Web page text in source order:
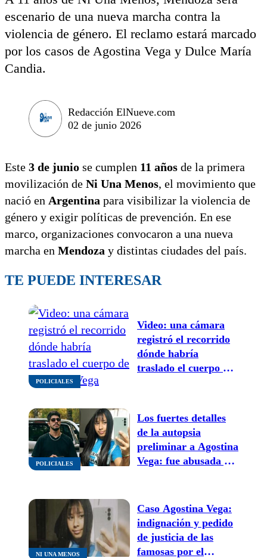
escenario de una nueva marcha contra la
violencia de género. El reclamo estará marcado
por los casos de Agostina Vega y Dulce María
Candia.
Redacción ElNueve.com
02 de junio 2026
Este 3 de junio se cumplen 11 años de la primera
movilización de Ni Una Menos, el movimiento que
nació en Argentina para visibilizar la violencia de
género y exigir políticas de prevención. En ese
marco, organizaciones convocaron a una nueva
marcha en Mendoza y distintas ciudades del país.
TE PUEDE INTERESAR
POLICIALES
Video: una cámara
registró el recorrido
dónde habría
traslado el cuerpo de
POLICIALES
Los fuertes detalles
de la autopsia
preliminar a Agostina
Vega: fue abusada y
NI UNA MENOS
Caso Agostina Vega:
indignación y pedido
de justicia de las
famosas por el